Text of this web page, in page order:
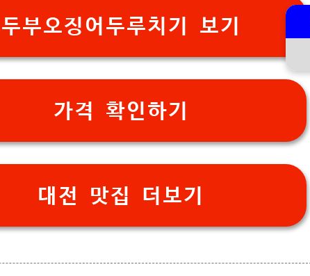
두부오징어두루치기 보기
가격 확인하기
대전 맛집 더보기